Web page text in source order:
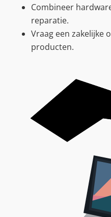
Combineer
reparatie.
Vraag een zakelijke
producten.